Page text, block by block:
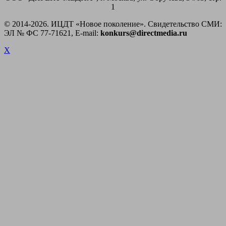
1
© 2014-2026. ИЦДТ «Новое поколение». Свидетельство СМИ:
ЭЛ № ФС 77-71621, E-mail: konkurs@directmedia.ru
X